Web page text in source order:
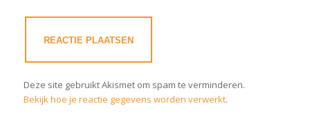
Deze site gebruikt Akismet om spam te verminderen.
Bekijk hoe je reactie gegevens worden verwerkt.